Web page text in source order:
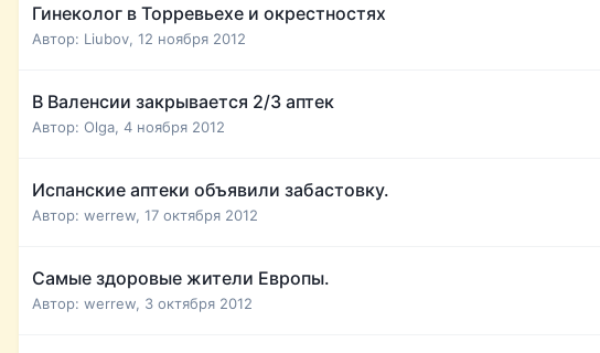
Гинеколог в Торревьехе и окрестностях
Автор: Liubov, 12 ноября 2012
В Валенсии закрывается 2/3 аптек
Автор: Olga, 4 ноября 2012
Испанские аптеки объявили забастовку.
Автор: werrew, 17 октября 2012
Самые здоровые жители Европы.
Автор: werrew, 3 октября 2012